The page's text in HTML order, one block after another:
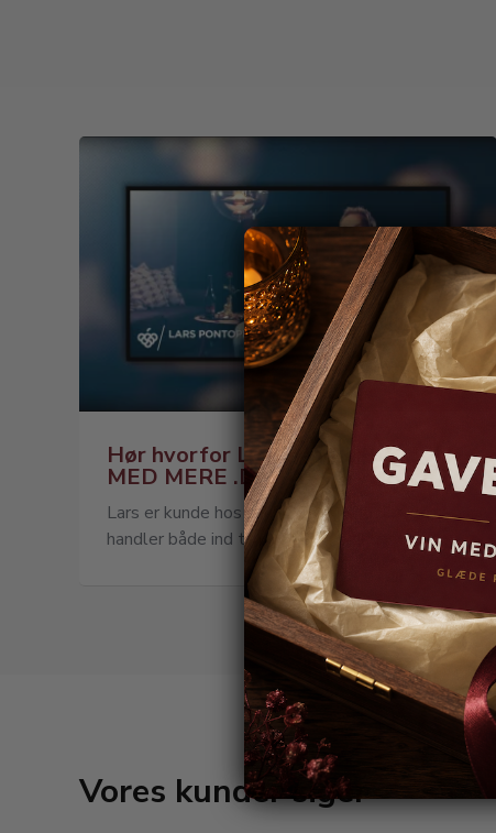
Hør hvorfor Lars handler hos VIN
MED MERE .DK
Lars er kunde hos VIN MED MERE .DK og
handler både ind til privaten og til hans...
Vores kunder siger